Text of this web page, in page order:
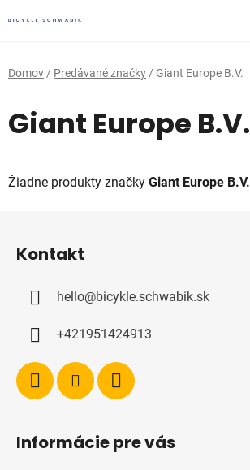
na
obsah
Domov / Predávané značky / Giant Europe B.V.
Giant Europe B.V.
Žiadne produkty značky Giant Europe B.V.
Kontakt
hello@bicykle.schwabik.sk
+421951424913
Informácie pre vás